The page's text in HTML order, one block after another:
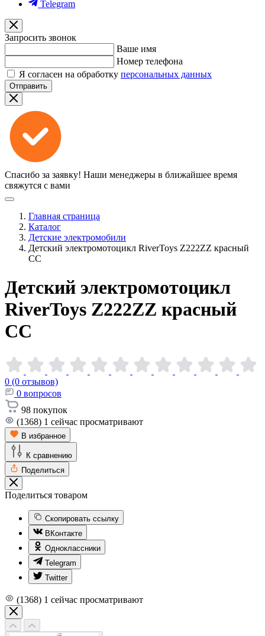
Telegram
Запросить звонок
Ваше имя
Номер телефона
Я согласен на обработку персональных данных
Отправить
Спасибо за заявку! Наши менеджеры в ближайшее время
свяжутся с вами
Главная страница
Каталог
Детские электромобили
Детский электромотоцикл RiverToys Z222ZZ красный
CC
Детский электромотоцикл
RiverToys Z222ZZ красный
CC
0 (0 отзывов)
0 вопросов
98 покупок
(1368) 1 сейчас просматривают
В избранное
К сравнению
Поделиться
Поделиться товаром
Скопировать ссылку
ВКонтакте
Одноклассники
Telegram
Twitter
(1368) 1 сейчас просматривают